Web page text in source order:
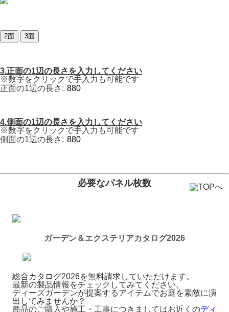
2面 3面
3.正面の1辺の長さを入力してください
※数字をクリックで手入力も可能です
正面の1辺の長さ:
4.側面の1辺の長さを入力してください
※数字をクリックで手入力も可能です
側面の1辺の長さ:
必要なパネル枚数
ガーデン＆エクステリアカタログ2026
総合カタログ2026を無料請求していただけます。
最新の製品情報をチェックしてみてください。
ディーズガーデンが提案するアイテムでお庭を素敵に演
出してみませんか？
商品のご購入や施工・工事につきましてはお近くのディ